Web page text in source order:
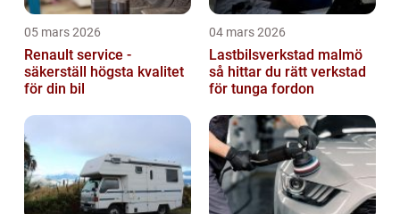
05 mars 2026
Renault service -
säkerställ högsta kvalitet
för din bil
04 mars 2026
Lastbilsverkstad malmö
så hittar du rätt verkstad
för tunga fordon